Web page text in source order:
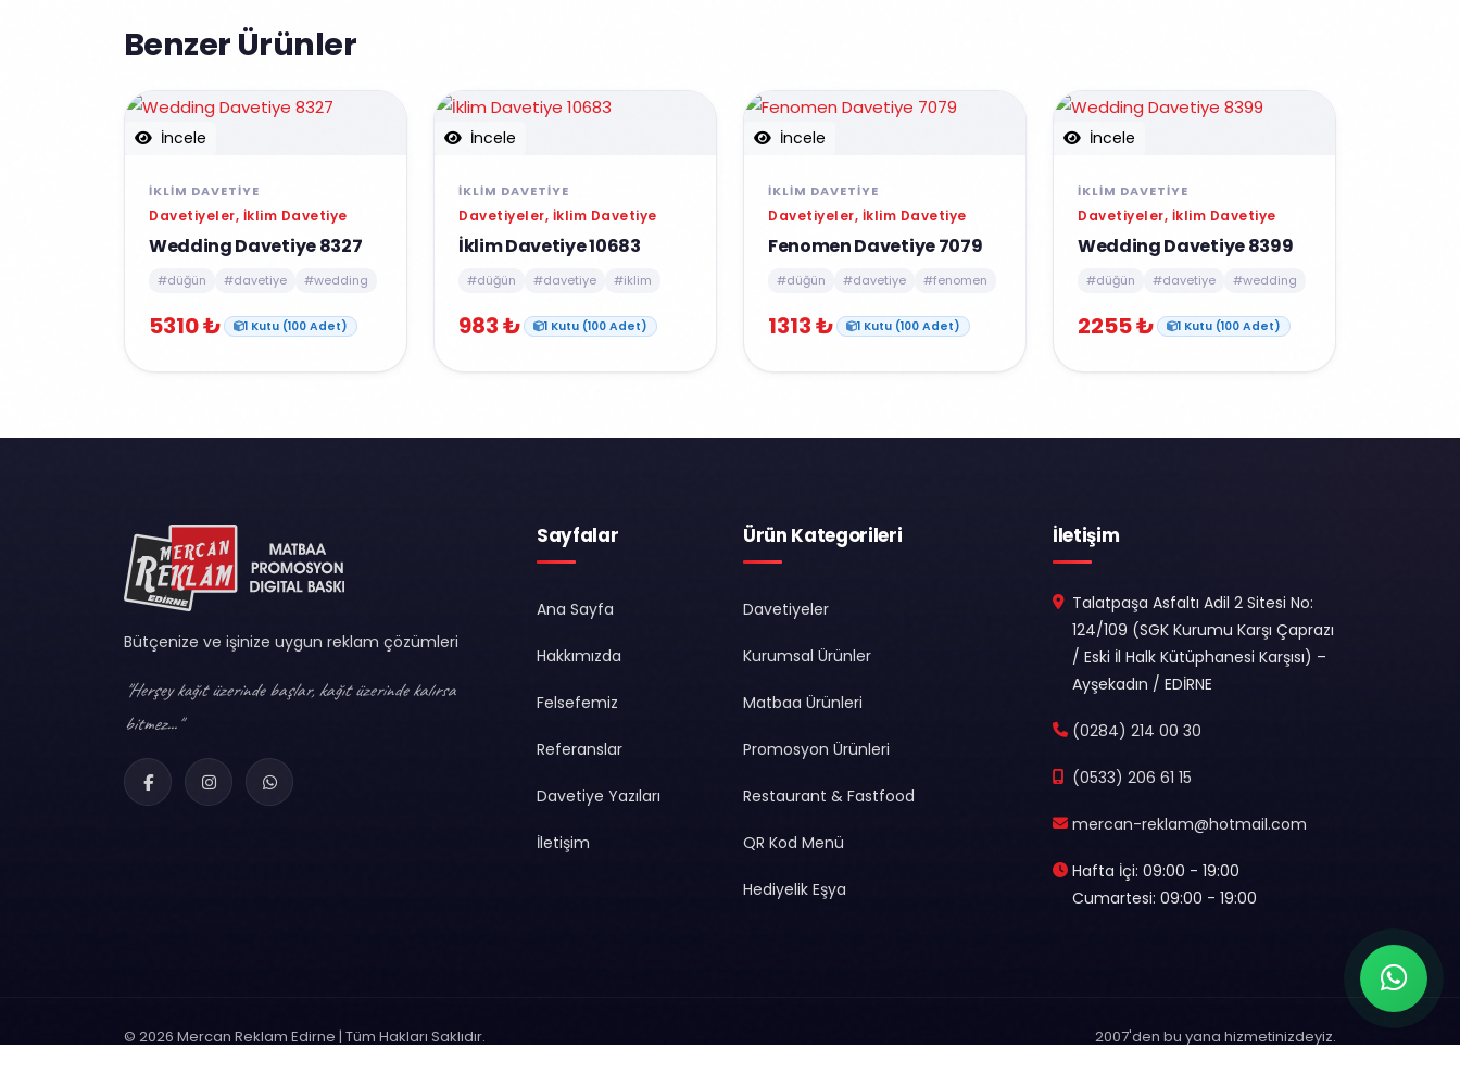
Benzer Ürünler
İncele
İKLIM DAVETIYE
Davetiyeler, İklim Davetiye
Wedding Davetiye 8327
#düğün #davetiye #wedding
5310 ₺ 1 Kutu (100 Adet)
İncele
İKLIM DAVETIYE
Davetiyeler, İklim Davetiye
İklim Davetiye 10683
#düğün #davetiye #iklim
983 ₺ 1 Kutu (100 Adet)
İncele
İKLIM DAVETIYE
Davetiyeler, İklim Davetiye
Fenomen Davetiye 7079
#düğün #davetiye #fenomen
1313 ₺ 1 Kutu (100 Adet)
İncele
İKLIM DAVETIYE
Davetiyeler, İklim Davetiye
Wedding Davetiye 8399
#düğün #davetiye #wedding
2255 ₺ 1 Kutu (100 Adet)
Bütçenize ve işinize uygun reklam çözümleri
"Herşey kağıt üzerinde başlar, kağıt üzerinde kalırsa
bitmez..."
Sayfalar
Ana Sayfa
Hakkımızda
Felsefemiz
Referanslar
Davetiye Yazıları
İletişim
Ürün Kategorileri
Davetiyeler
Kurumsal Ürünler
Matbaa Ürünleri
Promosyon Ürünleri
Restaurant & Fastfood
QR Kod Menü
Hediyelik Eşya
İletişim
Talatpaşa Asfaltı Adil 2 Sitesi No:
124/109 (SGK Kurumu Karşı Çaprazı
/ Eski İl Halk Kütüphanesi Karşısı) –
Ayşekadın / EDİRNE
(0284) 214 00 30
(0533) 206 61 15
mercan-reklam@hotmail.com
Hafta İçi: 09:00 - 19:00
Cumartesi: 09:00 - 19:00
© 2026 Mercan Reklam Edirne | Tüm Hakları Saklıdır. 2007'den bu yana hizmetinizdeyiz.